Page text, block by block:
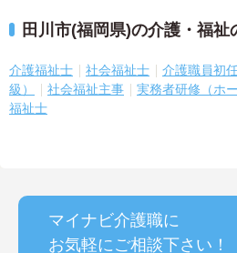
田川市(福岡県)の介護・福
介護福祉士 社会福祉士
介護職員初
級）
社会福祉主事 実務者研修（ホ
福祉士
マイナビ介護職に
お気軽にご相談下さい！